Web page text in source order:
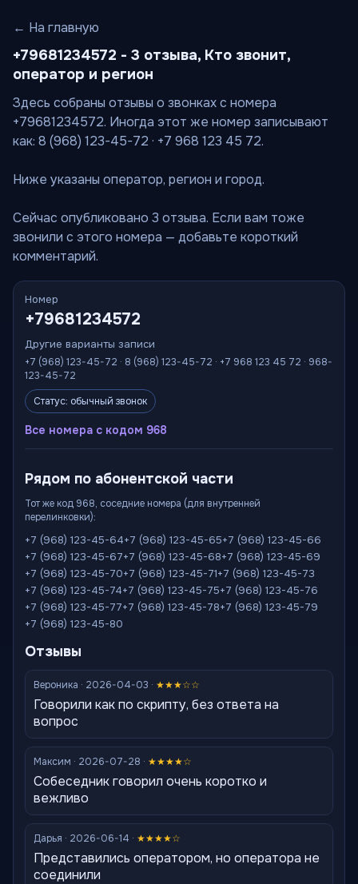
← На главную
+79681234572 - 3 отзыва, Кто звонит,
оператор и регион
Здесь собраны отзывы о звонках с номера
+79681234572. Иногда этот же номер записывают
как: 8 (968) 123-45-72 · +7 968 123 45 72.
Ниже указаны оператор, регион и город.
Сейчас опубликовано 3 отзыва. Если вам тоже
звонили с этого номера — добавьте короткий
комментарий.
Номер
+79681234572
Другие варианты записи
+7 (968) 123-45-72 · 8 (968) 123-45-72 · +7 968 123 45 72 · 968-
123-45-72
Статус: обычный звонок
Все номера с кодом 968
Рядом по абонентской части
Тот же код 968, соседние номера (для внутренней
перелинковки):
+7 (968) 123-45-64+7 (968) 123-45-65+7 (968) 123-45-66
+7 (968) 123-45-67+7 (968) 123-45-68+7 (968) 123-45-69
+7 (968) 123-45-70+7 (968) 123-45-71+7 (968) 123-45-73
+7 (968) 123-45-74+7 (968) 123-45-75+7 (968) 123-45-76
+7 (968) 123-45-77+7 (968) 123-45-78+7 (968) 123-45-79
+7 (968) 123-45-80
Отзывы
Вероника · 2026-04-03 · ★★★☆☆
Говорили как по скрипту, без ответа на
вопрос
Максим · 2026-07-28 · ★★★★☆
Собеседник говорил очень коротко и
вежливо
Дарья · 2026-06-14 · ★★★★☆
Представились оператором, но оператора не
соединили